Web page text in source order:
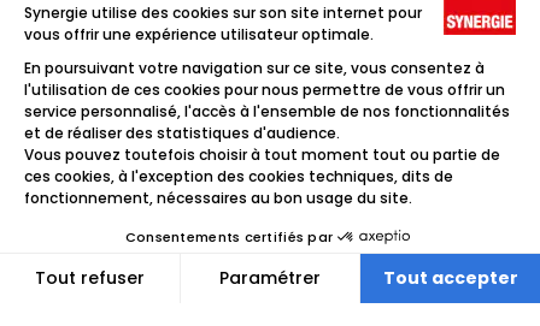
Linkedin SynergieInstagramTikTok Youtube
Trouver un emploi
Icône d'illustration
Candidats
Icône d'illustration
Icône d'illustration